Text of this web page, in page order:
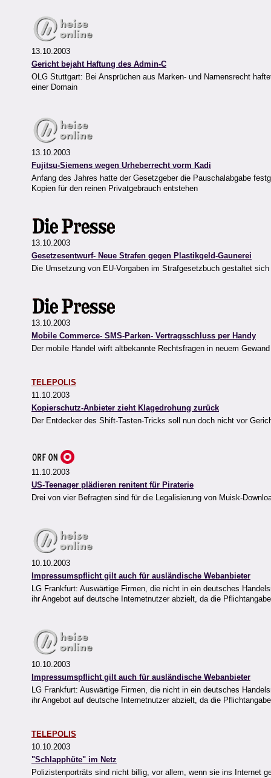
13.10.2003
Gericht bejaht Haftung des Admin-C
OLG Stuttgart: Bei Ansprüchen aus Marken- und Namensrecht
einer Domain
13.10.2003
Fujitsu-Siemens wegen Urheberrecht vorm Kadi
Anfang des Jahres hatte der Gesetzgeber die Pauschalabgabe
Kopien für den reinen Privatgebrauch entstehen
13.10.2003
Gesetzesentwurf- Neue Strafen gegen Plastikgeld-Gaunerei
Die Umsetzung von EU-Vorgaben im Strafgesetzbuch gestaltet
13.10.2003
Mobile Commerce- SMS-Parken- Vertragsschluss per Handy
Der mobile Handel wirft altbekannte Rechtsfragen in neuem
TELEPOLIS
11.10.2003
Kopierschutz-Anbieter zieht Klagedrohung zurück
Der Entdecker des Shift-Tasten-Tricks soll nun doch nicht vor
11.10.2003
US-Teenager plädieren renitent für Piraterie
Drei von vier Befragten sind für die Legalisierung von Muisk-
10.10.2003
Impressumspflicht gilt auch für ausländische Webanbieter
LG Frankfurt: Auswärtige Firmen, die nicht in ein deutsches
ihr Angebot auf deutsche Internetnutzer abzielt, da die
10.10.2003
Impressumspflicht gilt auch für ausländische Webanbieter
LG Frankfurt: Auswärtige Firmen, die nicht in ein deutsches
ihr Angebot auf deutsche Internetnutzer abzielt, da die
TELEPOLIS
10.10.2003
"Schlapphüte" im Netz
Polizistenporträts sind nicht billig, vor allem, wenn sie ins Internet